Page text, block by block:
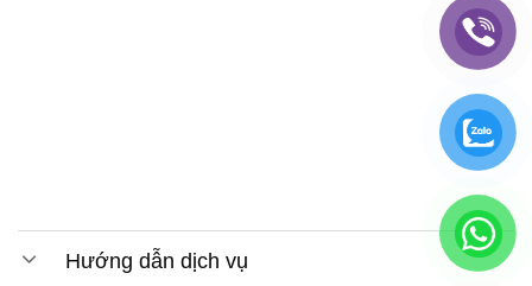
Hướng dẫn dịch vụ